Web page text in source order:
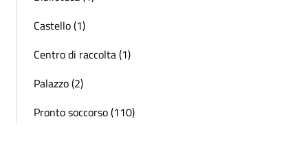
Castello (1)
Centro di raccolta (1)
Palazzo (2)
Pronto soccorso (110)